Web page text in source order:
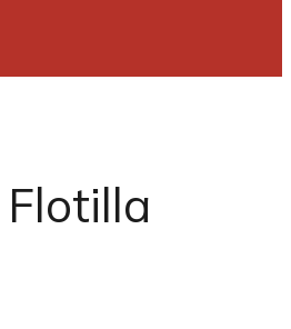
Flotilla